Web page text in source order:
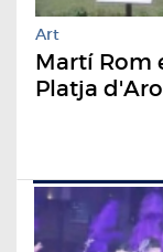
Art
Martí Rom
Platja d'Aro